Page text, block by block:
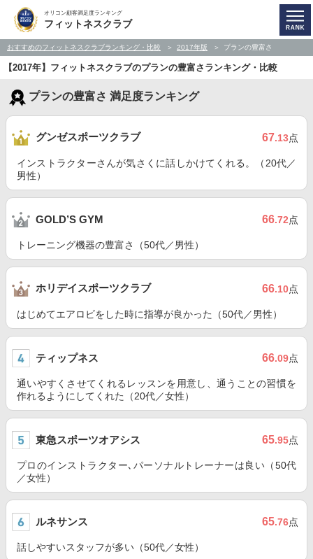
オリコン顧客満足度ランキング
フィットネスクラブ
おすすめのフィットネスクラブランキング・比較 2017年版 プランの豊富さ
【2017年】フィットネスクラブのプランの豊富さランキング・比較
プランの豊富さ 満足度ランキング
グンゼスポーツクラブ 67.13点
インストラクターさんが気さくに話しかけてくれる。（20代／
男性）
GOLD’S GYM 66.72点
トレーニング機器の豊富さ（50代／男性）
ホリデイスポーツクラブ 66.10点
はじめてエアロビをした時に指導が良かった（50代／男性）
ティップネス 66.09点
通いやすくさせてくれるレッスンを用意し、通うことの習慣を
作れるようにしてくれた（20代／女性）
東急スポーツオアシス 65.95点
プロのインストラクター､パーソナルトレーナーは良い（50代
／女性）
ルネサンス 65.76点
話しやすいスタッフが多い（50代／女性）